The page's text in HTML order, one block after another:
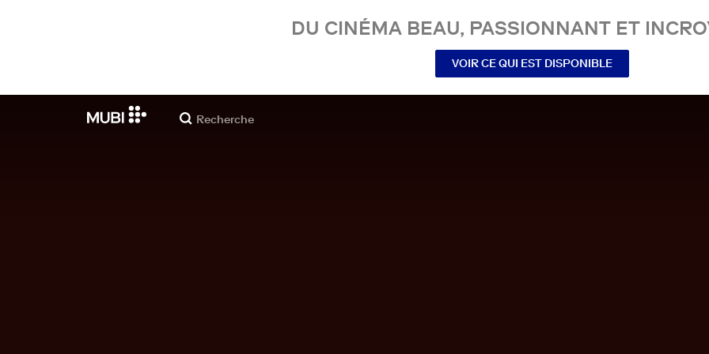
DU CINÉMA BEAU, PASSIONNANT ET
VOIR CE QUI EST DISPONIBLE